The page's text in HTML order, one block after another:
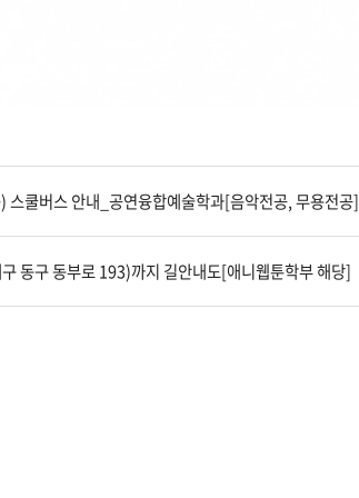
쿨버스 안내_공연융합예술학과[음악전공, 무용전공]
동구 동부로 193)까지 길안내도[애니웹툰학부 해당]